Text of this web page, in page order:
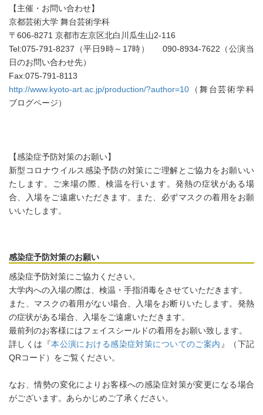
【主催・お問い合わせ】
京都芸術大学 舞台芸術学科
〒606-8271 京都市左京区北白川瓜生山2-116
Tel:075-791-8237（平日9時～17時） 090-8934-7622（公演当
日のお問い合わせ先）
Fax:075-791-8113
http://www.kyoto-art.ac.jp/production/?author=10 （舞台芸術学科
ブログページ）
【感染症予防対策のお願い】
新型コロナウイルス感染予防の対策にご理解とご協力をお願いい
たします。ご来場の際、検温を行います。発熱の症状がある場
合、入場をご遠慮いただきます。また、必ずマスクの着用をお願
いいたします。
感染症予防対策のお願い
感染症予防対策にご協力ください。
大学内への入場の際は、検温・手指消毒をさせていただきます。
また、マスクの着用がない場合、入場をお断りいたします。発熱
の症状がある場合、入場をご遠慮いただきます。
最前列のお客様にはフェイスシールドの着用をお願い致します。
詳しくは『本公演における感染症対策についてのご案内 』（下記
QRコード）をご覧ください。
なお、情勢の変化によりお客様への感染症対策が変更になる場合
がございます。あらかじめご了承ください。